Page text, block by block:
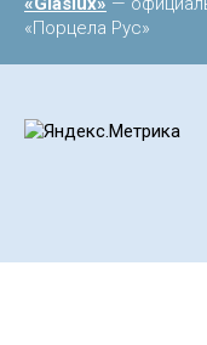
«Порцела Рус»